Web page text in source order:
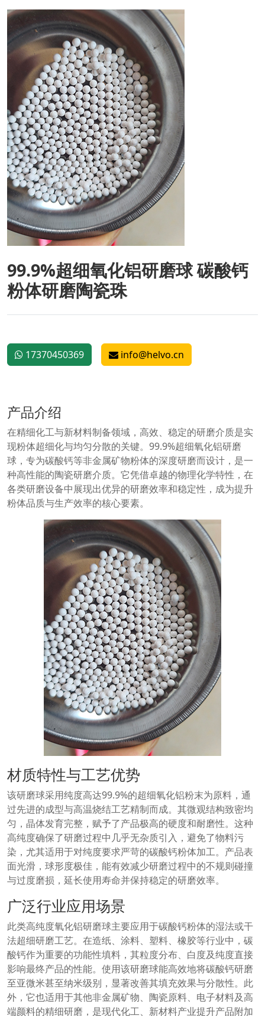
99.9%超细氧化铝研磨球 碳酸钙
粉体研磨陶瓷珠
17370450369 info@helvo.cn
产品介绍
在精细化工与新材料制备领域，高效、稳定的研磨介质是实
现粉体超细化与均匀分散的关键。99.9%超细氧化铝研磨
球，专为碳酸钙等非金属矿物粉体的深度研磨而设计，是一
种高性能的陶瓷研磨介质。它凭借卓越的物理化学特性，在
各类研磨设备中展现出优异的研磨效率和稳定性，成为提升
粉体品质与生产效率的核心要素。
材质特性与工艺优势
该研磨球采用纯度高达99.9%的超细氧化铝粉末为原料，通
过先进的成型与高温烧结工艺精制而成。其微观结构致密均
匀，晶体发育完整，赋予了产品极高的硬度和耐磨性。这种
高纯度确保了研磨过程中几乎无杂质引入，避免了物料污
染，尤其适用于对纯度要求严苛的碳酸钙粉体加工。产品表
面光滑，球形度极佳，能有效减少研磨过程中的不规则碰撞
与过度磨损，延长使用寿命并保持稳定的研磨效率。
广泛行业应用场景
此类高纯度氧化铝研磨球主要应用于碳酸钙粉体的湿法或干
法超细研磨工艺。在造纸、涂料、塑料、橡胶等行业中，碳
酸钙作为重要的功能性填料，其粒度分布、白度及纯度直接
影响最终产品的性能。使用该研磨球能高效地将碳酸钙研磨
至亚微米甚至纳米级别，显著改善其填充效果与分散性。此
外，它也适用于其他非金属矿物、陶瓷原料、电子材料及高
端颜料的精细研磨，是现代化工、新材料产业提升产品附加